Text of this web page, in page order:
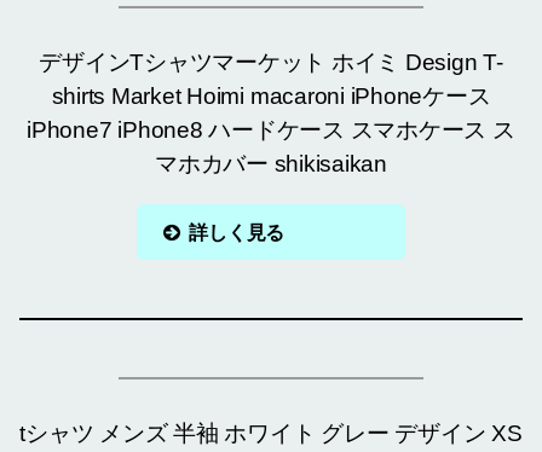
デザインTシャツマーケット ホイミ Design T-
shirts Market Hoimi macaroni iPhoneケース
iPhone7 iPhone8 ハードケース スマホケース ス
マホカバー shikisaikan
詳しく見る
tシャツ メンズ 半袖 ホワイト グレー デザイン XS